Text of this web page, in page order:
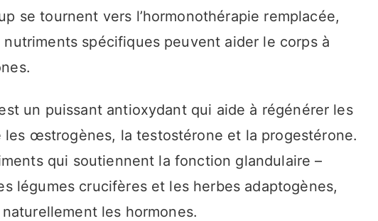
se tournent vers l’hormonothérapie remplacée,
spécifiques peuvent aider le corps à
un puissant antioxydant qui aide à régénérer les
les œstrogènes, la testostérone et la progestérone.
qui soutiennent la fonction glandulaire –
légumes crucifères et les herbes adaptogènes,
les hormones.